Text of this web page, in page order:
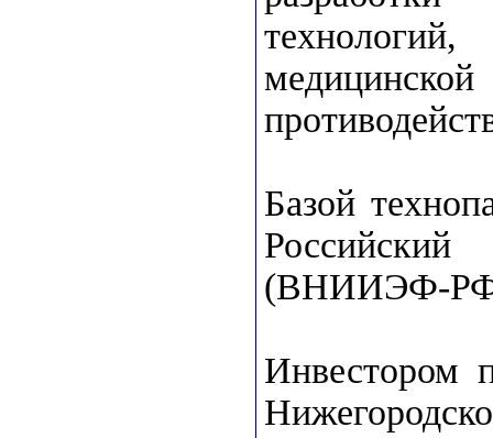
Базой
(ВНИИЭФ-
Инвестором